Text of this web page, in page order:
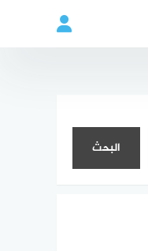
البحث